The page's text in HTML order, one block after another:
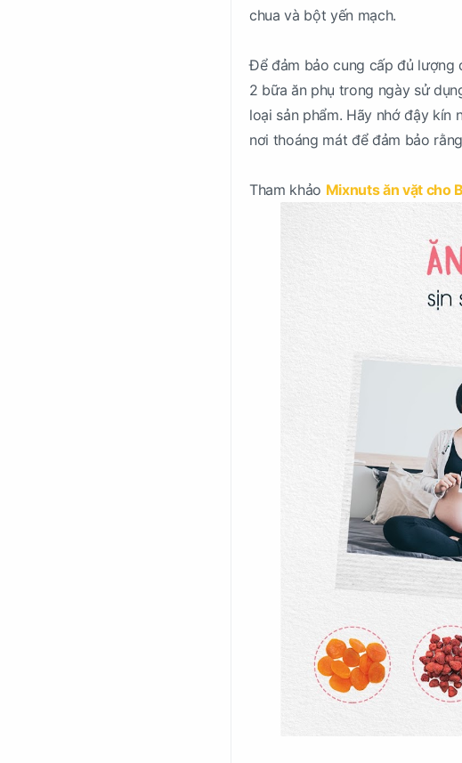
chua và bột yến mạch.
Để đảm bảo cung cấp đủ lượng
2 bữa ăn phụ trong ngày sử
loại sản phẩm. Hãy nhớ đậy kín
nơi thoáng mát để đảm bảo
Tham khảo Mixnuts ăn vặt cho